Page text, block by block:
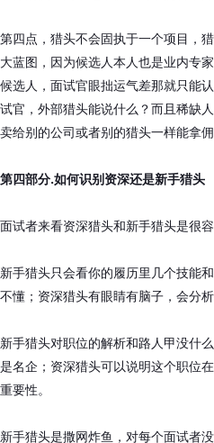
第四点，猎头不会固执于一个项目，
大蓝图，因为候选人本人也是业内专
候选人，面试官眼拙运气差那就只能
试官，外部猎头能说什么？而且稀缺
卖给别的公司或者别的猎头一样能拿
第四部分.如何识别资深还是新手猎头
面试者来看资深猎头和新手猎头是很容
新手猎头只会看你的履历里几个技能
不懂；资深猎头有眼睛有脑子，会分析
新手猎头对职位的解析和路人甲没什
是名企；资深猎头可以说明这个职位
重要性。
新手猎头是撒网炸鱼，对每个面试者